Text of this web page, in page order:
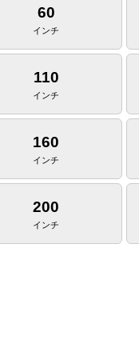
60
インチ
110
インチ
160
インチ
200
インチ